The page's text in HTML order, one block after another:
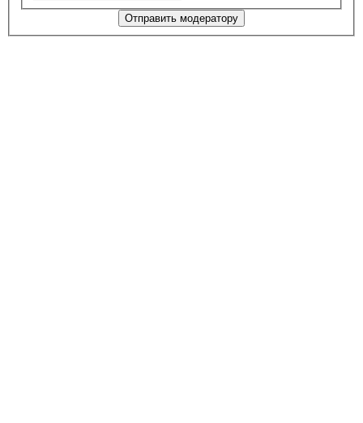
Отправить модератору